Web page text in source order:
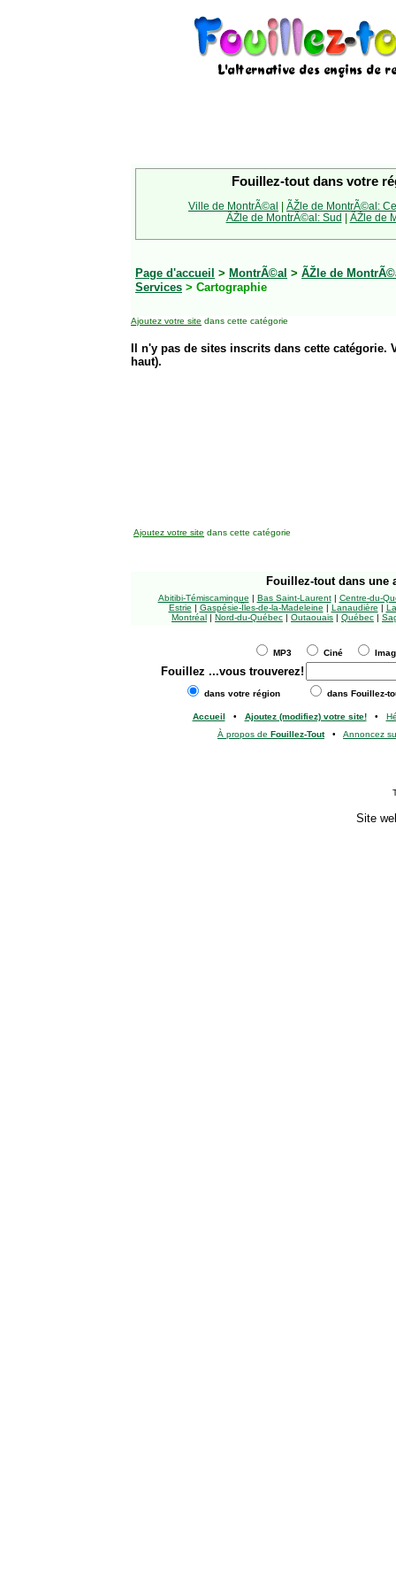
Fouillez-tout dans votre
Ville de MontrÃ©al | ÃŽle de MontrÃ©al:
ÃŽle de MontrÃ©al: Sud | ÃŽle de
Page d'accueil > MontrÃ©al > ÃŽle de
Services > Cartographie
Ajoutez votre site dans cette catégorie
Il n'y pas de sites inscrits dans cette
haut).
Ajoutez votre site dans cette catégorie
Fouillez-tout dans une
Abitibi-Témiscamingue | Bas Saint-Laurent| Centre-du-
Estrie | Gaspésie-Îles-de-la-Madeleine | Lanaudière |
Montréal | Nord-du-Québec | Outaouais | Québec |
MP3 Ciné
Fouillez ...vous trouverez!
dans votre région dans Fouillez-
Accueil • Ajoutez (modifiez) votre site!•
À propos de Fouillez-Tout• Annoncez
Site